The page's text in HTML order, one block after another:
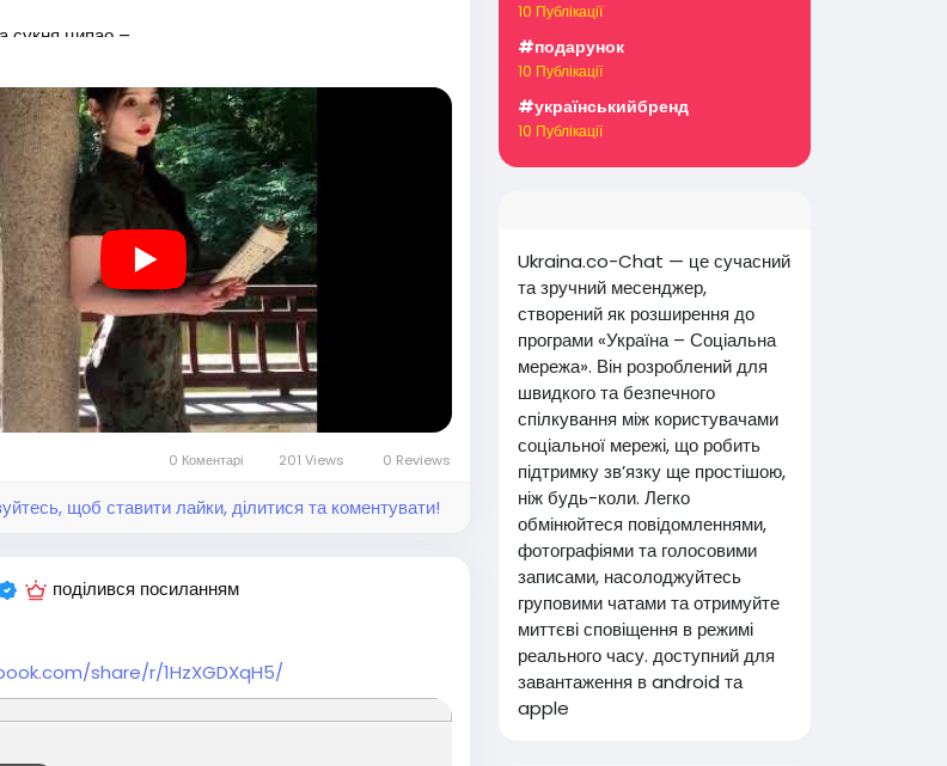
сукня ципао –
та сценічний костюм, довга сукня з коміром-
весілля та культурних подій (середній розмір) –
https://temu.to/k/e3bizkcb5iu<
$24.68
будь ласка, дивіться деталі на сторінці.
на подарункову карту на 100 $ на додаток до те
temu.to/k/upwafgxyfdz&nbsp;Щедро для вас! Нат
заробити гроші разом зі мноюhttps://temu.to/k/ek0
для новорічного подарунка $5
#тренди #моднийобраз #жіночаодяг #українськ
0 Коментарі 201 Views 0 Reviews
щоб ставити лайки, ділитися та коментувати!
поділився посиланням
share/r/1HzXGDXqH5/
10 Публікації
#подарунок
10 Публікації
#українськийбренд
10 Публікації
Ukraina.co-Chat — це сучасний
та зручний месенджер,
створений як розширення до
програми «Україна – Соціальна
мережа». Він розроблений для
швидкого та безпечного
спілкування між користувачами
соціальної мережі, що робить
підтримку зв’язку ще простішою,
ніж будь-коли. Легко
обмінюйтеся повідомленнями,
фотографіями та голосовими
записами, насолоджуйтесь
груповими чатами та отримуйте
миттєві сповіщення в режимі
реального часу. доступний для
завантаження в android та
apple